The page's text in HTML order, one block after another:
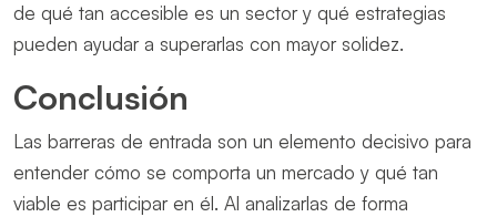
de qué tan accesible es un sector y qué estrategias
pueden ayudar a superarlas con mayor solidez.
Conclusión
Las barreras de entrada son un elemento decisivo para
entender cómo se comporta un mercado y qué tan
viable es participar en él. Al analizarlas de forma